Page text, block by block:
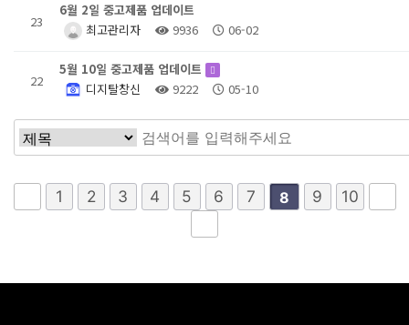
23
6월 2일 중고제품 업데이트
최고관리자
9936 06-02
22
5월 10일 중고제품 업데이트
디지탈창신
9222 05-10
1 2 3 4 5 6 7 8 9 10